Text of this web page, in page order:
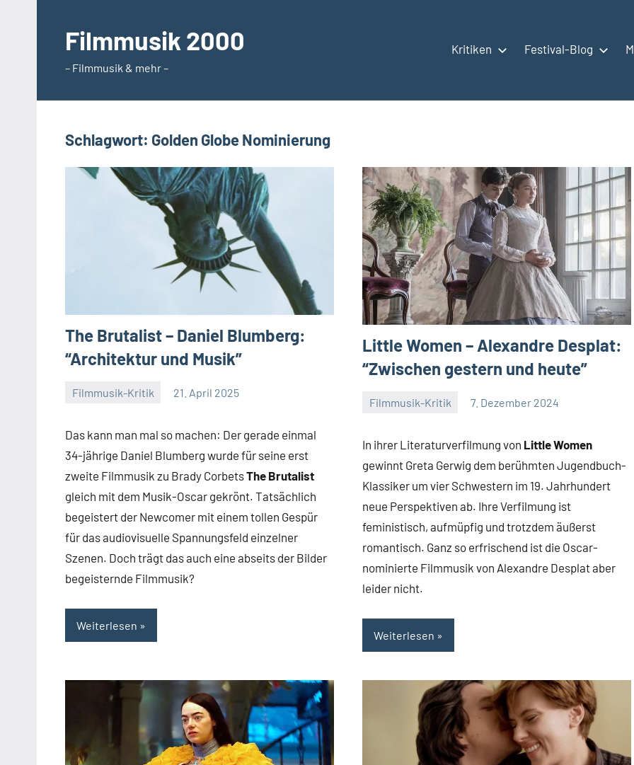
springenFilmmusik 2000
– Filmmusik & mehr –
Kritiken Festival-Blog
Schlagwort: Golden Globe Nominierung
The Brutalist – Daniel Blumberg:
“Architektur und Musik”
Filmmusik-Kritik 21. April 2025
Das kann man mal so machen: Der gerade einmal
34-jährige Daniel Blumberg wurde für seine erst
zweite Filmmusik zu Brady CorbetsThe Brutalist
gleich mit dem Musik-Oscar gekrönt. Tatsächlich
begeistert der Newcomer mit einem tollen Gespür
für das audiovisuelle Spannungsfeld einzelner
Szenen. Doch trägt das auch eine abseits der Bilder
begeisternde Filmmusik?
Weiterlesen
Little Women – Alexandre Desplat:
“Zwischen gestern und heute”
Filmmusik-Kritik 7. Dezember 2024
In ihrer Literaturverfilmung von Little Women
gewinnt Greta Gerwig dem berühmten Jugendbuch-
Klassiker um vier Schwestern im 19. Jahrhundert
neue Perspektiven ab. Ihre Verfilmung ist
feministisch, aufmüpfig und trotzdem äußerst
romantisch. Ganz so erfrischend ist die Oscar-
nominierte Filmmusik von Alexandre Desplat aber
leider nicht.
Weiterlesen